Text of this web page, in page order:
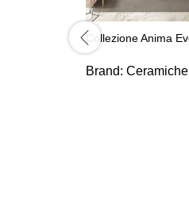
Collezione Anima
Brand: